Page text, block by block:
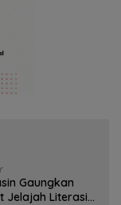
Gaungkan
Jelajah Literasi